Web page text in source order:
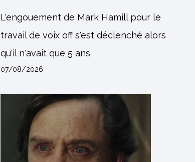
L'engouement de Mark Hamill pour le
travail de voix off s'est déclenché alors
qu'il n'avait que 5 ans
07/08/2026